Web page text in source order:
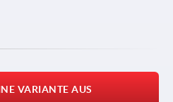
VARIANTE AUS